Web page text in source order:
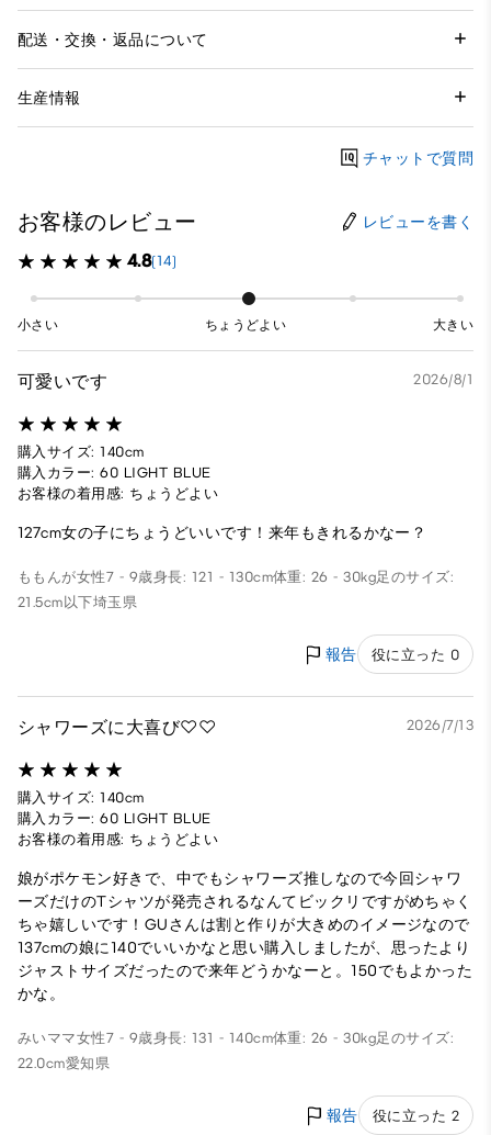
配送・交換・返品について
生産情報
チャットで質問
お客様のレビュー レビューを書く
4.8(14)
小さい ちょうどよい 大きい
可愛いです 2026/8/1
購入サイズ: 140cm
購入カラー: 60 LIGHT BLUE
お客様の着用感: ちょうどよい
127cm女の子にちょうどいいです！来年もきれるかなー？
ももんが女性7 - 9歳身長: 121 - 130cm体重: 26 - 30kg足のサイズ:
21.5cm以下埼玉県
報告 役に立った 0
シャワーズに大喜び♡♡ 2026/7/13
購入サイズ: 140cm
購入カラー: 60 LIGHT BLUE
お客様の着用感: ちょうどよい
娘がポケモン好きで、中でもシャワーズ推しなので今回シャワ
ーズだけのTシャツが発売されるなんてビックリですがめちゃく
ちゃ嬉しいです！GUさんは割と作りが大きめのイメージなので
137cmの娘に140でいいかなと思い購入しましたが、思ったより
ジャストサイズだったので来年どうかなーと。150でもよかった
かな。
みいママ女性7 - 9歳身長: 131 - 140cm体重: 26 - 30kg足のサイズ:
22.0cm愛知県
報告 役に立った 2